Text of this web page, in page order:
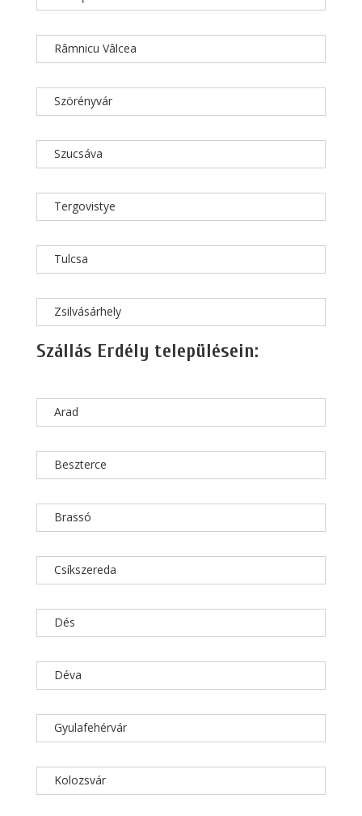
Râmnicu Vâlcea
Szörényvár
Szucsáva
Tergovistye
Tulcsa
Zsilvásárhely
Szállás Erdély településein:
Arad
Beszterce
Brassó
Csíkszereda
Dés
Déva
Gyulafehérvár
Kolozsvár